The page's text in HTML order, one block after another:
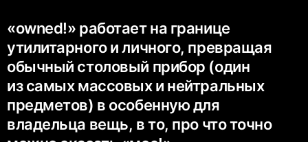
«owned!» работает на границе
утилитарного и личного, превращая
обычный столовый прибор (один
из самых массовых и нейтральных
предметов) в особенную для
владельца вещь, в то, про что точно